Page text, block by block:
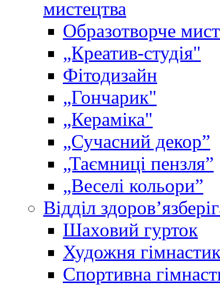
мистецтва
Образотворче
„Креатив-студія"
Фітодизайн
„Гончарик"
„Кераміка"
„Сучасний декор”
„Таємниці пензля”
„Веселі кольори”
Відділ
Шаховий гурток
Художня
Спортивна